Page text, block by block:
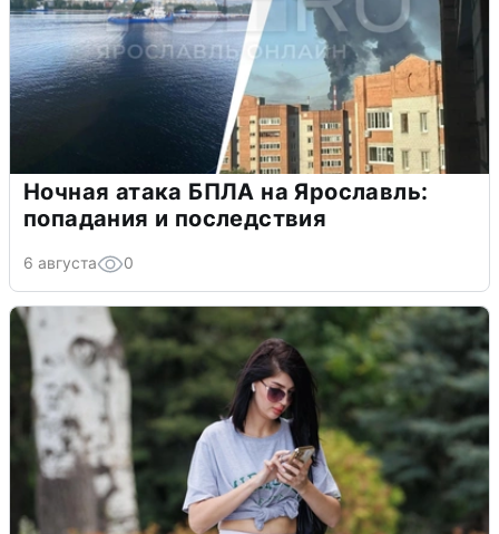
Ночная атака БПЛА на Ярославль:
попадания и последствия
6 августа 0